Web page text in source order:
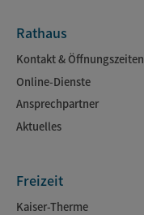
Rathaus
Kontakt & Öffnungszeiten
Online-Dienste
Ansprechpartner
Aktuelles
Freizeit
Kaiser-Therme